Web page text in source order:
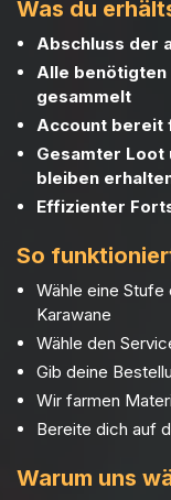
Was du
Abschluss der
Alle benötigten
gesammelt
Account bereit
Gesamter Loot
bleiben
Effizienter
So
Wähle eine
Karawane
Wähle den
Gib deine
Wir farmen
Bereite dich auf
Warum uns